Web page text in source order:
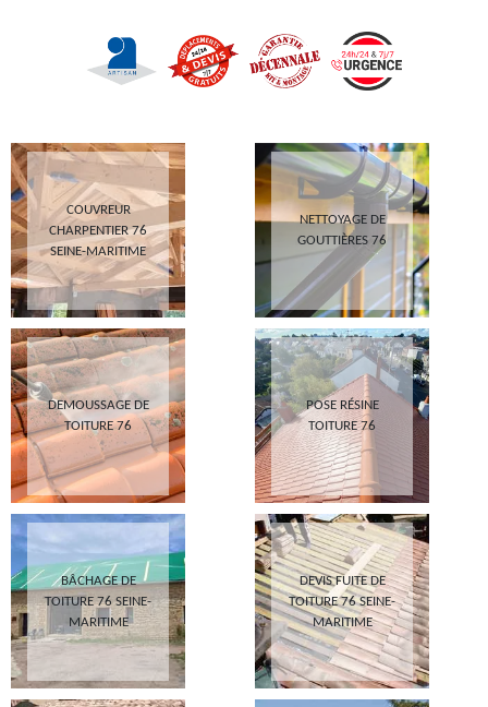
COUVREUR
CHARPENTIER 76
SEINE-MARITIME
NETTOYAGE DE
GOUTTIÈRES 76
DEMOUSSAGE DE
TOITURE 76
POSE RÉSINE
TOITURE 76
BÂCHAGE DE
TOITURE 76 SEINE-
MARITIME
DEVIS FUITE DE
TOITURE 76 SEINE-
MARITIME